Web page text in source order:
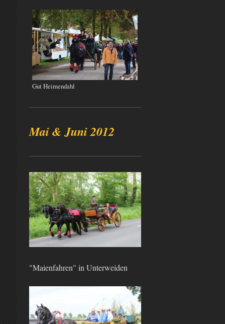
Gut Heimendahl
Mai & Juni 2012
"Maienfahren" in Unterweiden